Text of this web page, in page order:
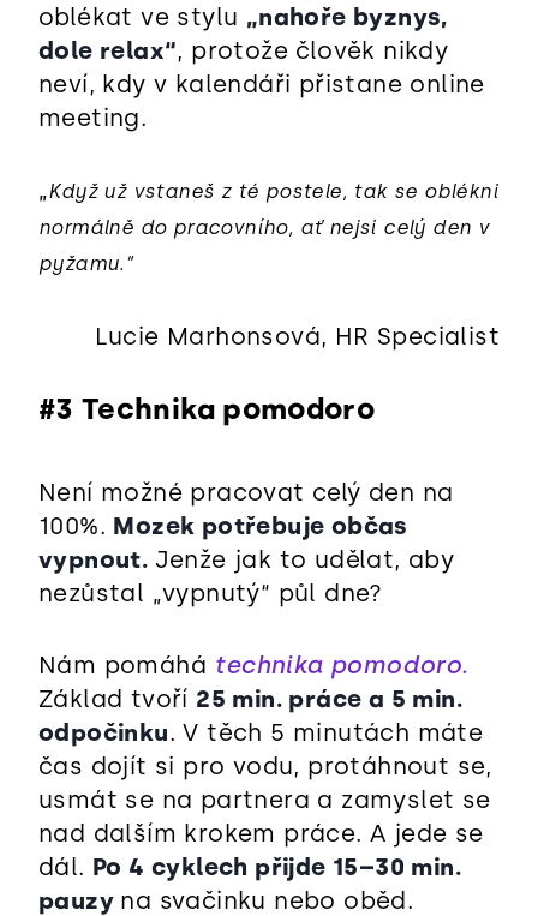
oblékat ve stylu „nahoře byznys,
dole relax“, protože člověk nikdy
neví, kdy v kalendáři přistane online
meeting.
„Když už vstaneš z té postele, tak se oblékni
normálně do pracovního, ať nejsi celý den v
pyžamu.“
Lucie Marhonsová, HR Specialist
#3 Technika pomodoro
Není možné pracovat celý den na
100%. Mozek potřebuje občas
vypnout. Jenže jak to udělat, aby
nezůstal „vypnutý“ půl dne?
Nám pomáhá technika pomodoro.
Základ tvoří 25 min. práce a 5 min.
odpočinku. V těch 5 minutách máte
čas dojít si pro vodu, protáhnout se,
usmát se na partnera a zamyslet se
nad dalším krokem práce. A jede se
dál. Po 4 cyklech přijde 15–30 min.
pauzy na svačinku nebo oběd.